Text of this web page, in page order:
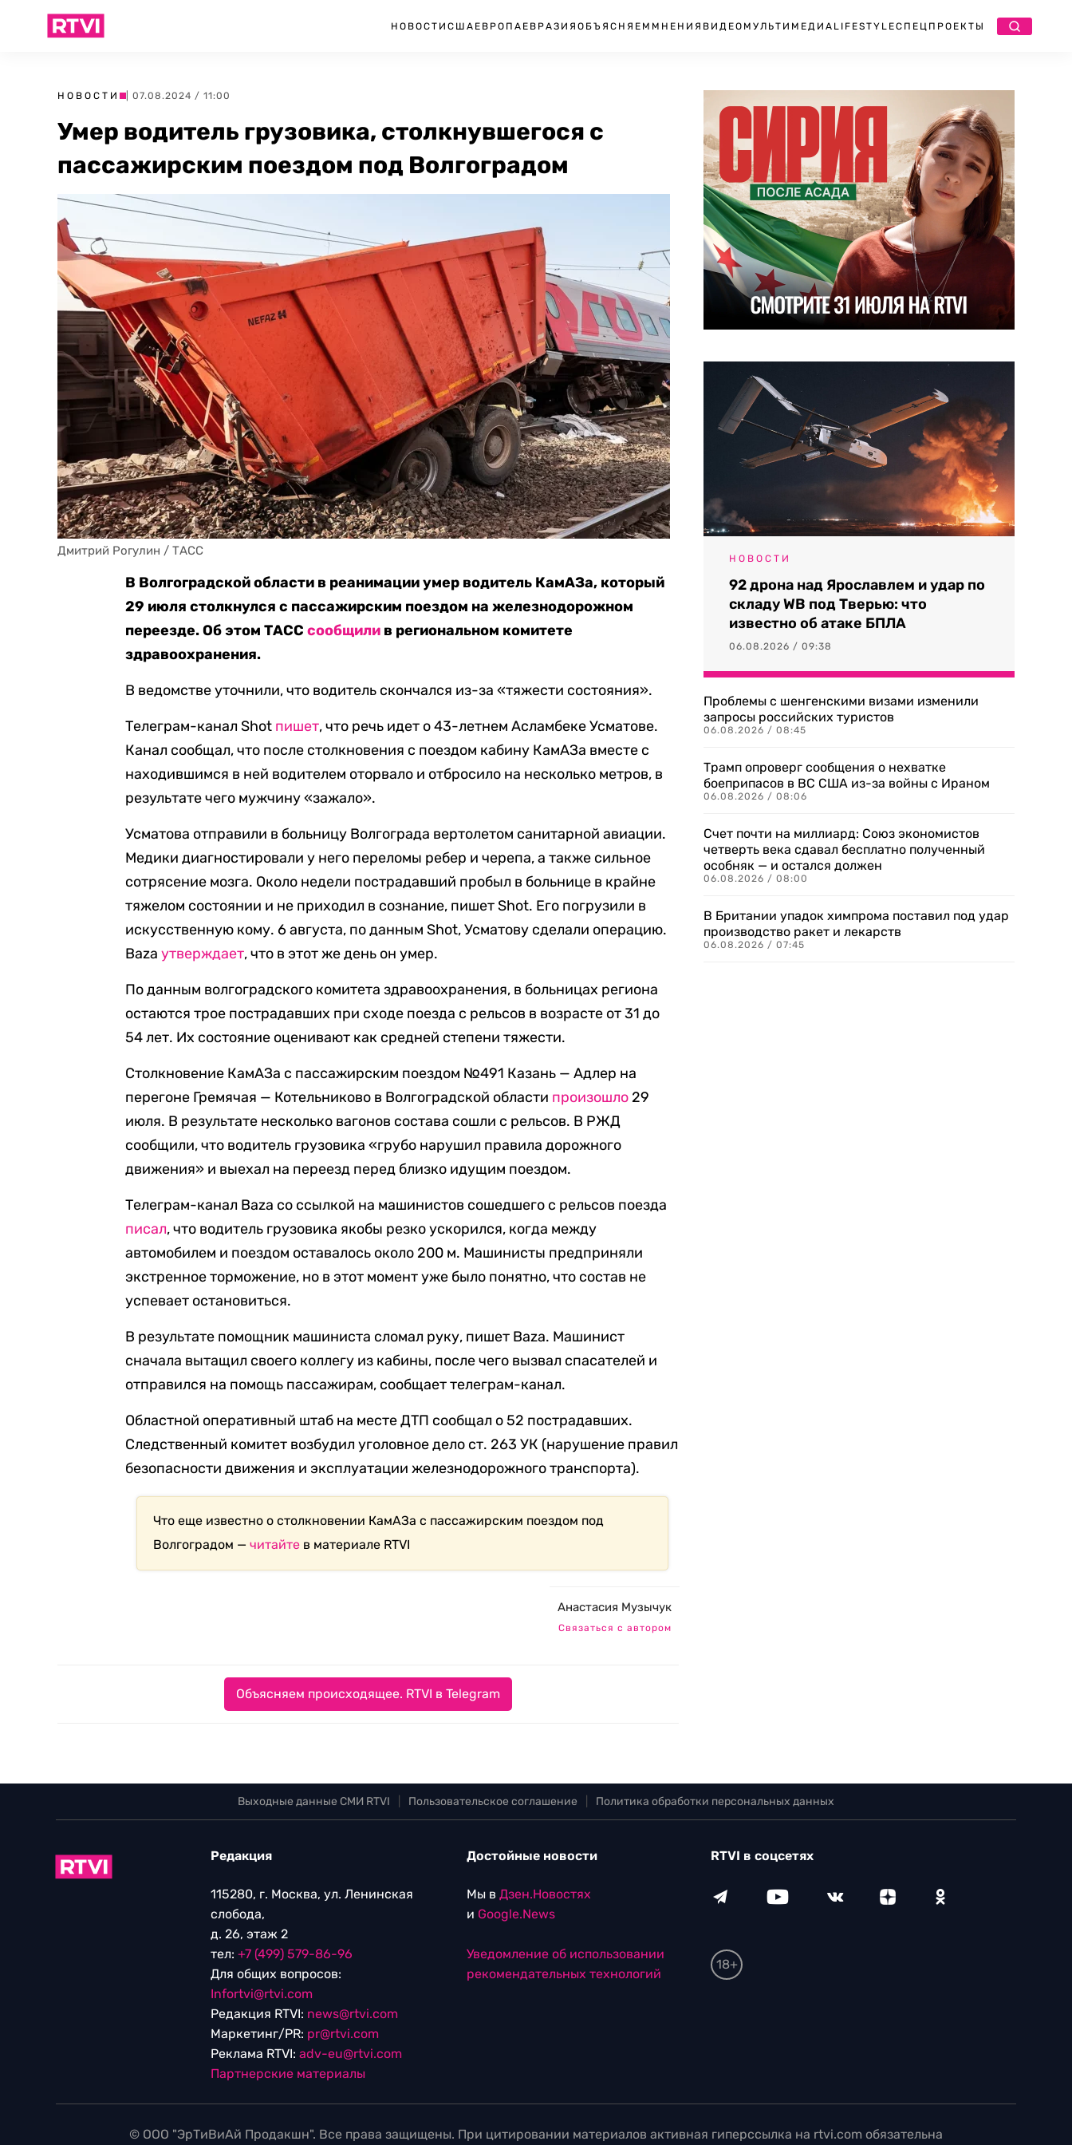
НОВОСТИ США ЕВРОПА ЕВРАЗИЯ ОБЪЯСНЯЕМ МНЕНИЯ ВИДЕО МУЛЬТИМЕДИА LIFESTYLEСПЕЦПРОЕКТЫ
НОВОСТИ | 07.08.2024 / 11:00
Умер водитель грузовика, столкнувшегося с
пассажирским поездом под Волгоградом
Дмитрий Рогулин / ТАСС
В Волгоградской области в реанимации умер водитель КамАЗа, который
29 июля столкнулся с пассажирским поездом на железнодорожном
переезде. Об этом ТАССсообщили в региональном комитете
здравоохранения.
В ведомстве уточнили, что водитель скончался из-за «тяжести состояния».
Телеграм-канал Shot пишет, что речь идет о 43-летнем Асламбеке Усматове.
Канал сообщал, что после столкновения с поездом кабину КамАЗа вместе с
находившимся в ней водителем оторвало и отбросило на несколько метров, в
результате чего мужчину «зажало».
Усматова отправили в больницу Волгограда вертолетом санитарной авиации.
Медики диагностировали у него переломы ребер и черепа, а также сильное
сотрясение мозга. Около недели пострадавший пробыл в больнице в крайне
тяжелом состоянии и не приходил в сознание, пишет Shot. Его погрузили в
искусственную кому. 6 августа, по данным Shot, Усматову сделали операцию.
Bazaутверждает, что в этот же день он умер.
По данным волгоградского комитета здравоохранения, в больницах региона
остаются трое пострадавших при сходе поезда с рельсов в возрасте от 31 до
54 лет. Их состояние оценивают как средней степени тяжести.
Столкновение КамАЗа с пассажирским поездом №491 Казань — Адлер на
перегоне Гремячая — Котельниково в Волгоградской области произошло29
июля. В результате несколько вагонов состава сошли с рельсов. В РЖД
сообщили, что водитель грузовика «грубо нарушил правила дорожного
движения» и выехал на переезд перед близко идущим поездом.
Телеграм-канал Baza со ссылкой на машинистов сошедшего с рельсов поезда
писал, что водитель грузовика якобы резко ускорился, когда между
автомобилем и поездом оставалось около 200 м. Машинисты предприняли
экстренное торможение, но в этот момент уже было понятно, что состав не
успевает остановиться.
В результате помощник машиниста сломал руку, пишет Baza. Машинист
сначала вытащил своего коллегу из кабины, после чего вызвал спасателей и
отправился на помощь пассажирам, сообщает телеграм-канал.
Областной оперативный штаб на месте ДТП сообщал о 52 пострадавших.
Следственный комитет возбудил уголовное дело ст. 263 УК (нарушение правил
безопасности движения и эксплуатации железнодорожного транспорта).
Что еще известно о столкновении КамАЗа с пассажирским поездом под
Волгоградом —читайте в материале RTVI
Анастасия Музычук
Связаться с автором
Объясняем происходящее. RTVI в Telegram
НОВОСТИ
92 дрона над Ярославлем и удар по
складу WB под Тверью: что
известно об атаке БПЛА
06.08.2026 / 09:38
Проблемы с шенгенскими визами изменили
запросы российских туристов
06.08.2026 / 08:45
Трамп опроверг сообщения о нехватке
боеприпасов в ВС США из-за войны с Ираном
06.08.2026 / 08:06
Счет почти на миллиард: Союз экономистов
четверть века сдавал бесплатно полученный
особняк — и остался должен
06.08.2026 / 08:00
В Британии упадок химпрома поставил под удар
производство ракет и лекарств
06.08.2026 / 07:45
Выходные данные СМИ RTVI Пользовательское соглашение Политика обработки персональных данных
Редакция
115280, г. Москва, ул. Ленинская
слобода,
д. 26, этаж 2
тел: +7 (499) 579-86-96
Для общих вопросов:
Infortvi@rtvi.com
Редакция RTVI: news@rtvi.com
Маркетинг/PR: pr@rtvi.com
Реклама RTVI: adv-eu@rtvi.com
Партнерские материалы
Достойные новости
Мы в Дзен.Новостях
и Google.News
Уведомление об использовании
рекомендательных технологий
RTVI в соцсетях
18+
© ООО "ЭрТиВиАй Продакшн". Все права защищены. При цитировании материалов активная гиперссылка на rtvi.com обязательна